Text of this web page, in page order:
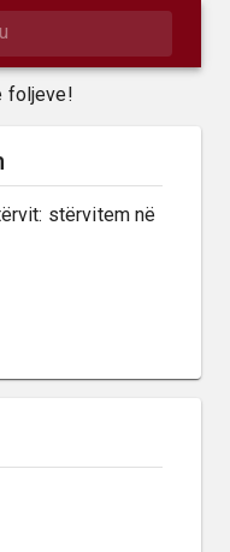
foljeve!
stërvitem në